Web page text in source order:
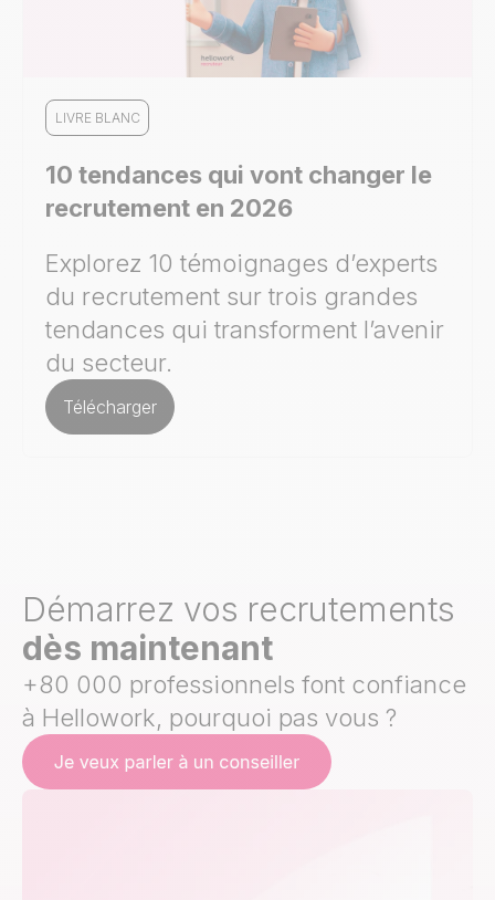
LIVRE BLANC
10 tendances qui vont changer le
recrutement en 2026
Explorez 10 témoignages d’experts
du recrutement sur trois grandes
tendances qui transforment l’avenir
du secteur.
Télécharger
Démarrez vos recrutements
dès maintenant
+80 000 professionnels font confiance
à Hellowork, pourquoi pas vous ?